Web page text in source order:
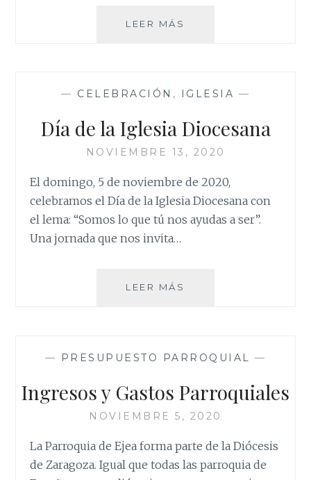
LEER MÁS
POBRES
— CELEBRACIÓN , IGLESIA —
Día de la Iglesia Diocesana
NOVIEMBRE 13, 2020
El domingo, 5 de noviembre de 2020,
celebramos el Día de la Iglesia Diocesana con
el lema: “Somos lo que tú nos ayudas a ser”.
Una jornada que nos invita…
LEER MÁS
— PRESUPUESTO PARROQUIAL —
Ingresos y Gastos Parroquiales
NOVIEMBRE 5, 2020
La Parroquia de Ejea forma parte de la Diócesis
de Zaragoza. Igual que todas las parroquia de